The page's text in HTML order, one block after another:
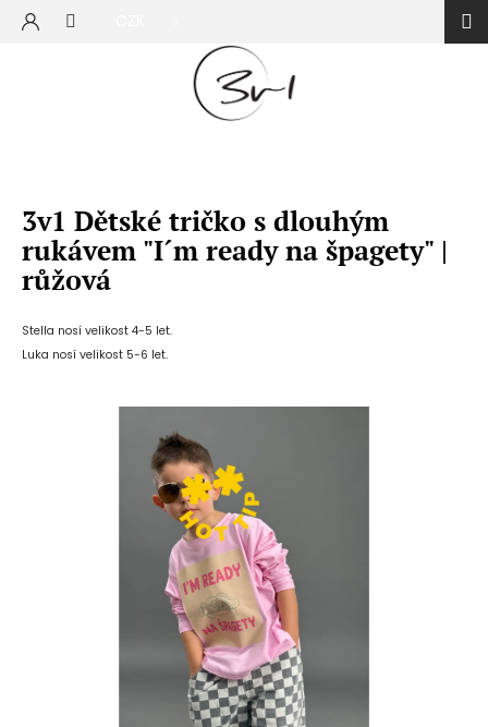
Přejít
3v1 Dětské tričko s dlouhým
rukávem "I´m ready na špagety" |
růžová
Stella nosí velikost 4-5 let.
Luka nosí velikost 5-6 let.